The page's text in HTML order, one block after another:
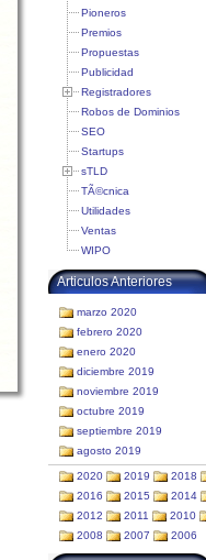
Pioneros
Premios
Propuestas
Publicidad
Registradores
Robos de Dominios
SEO
Startups
sTLD
TÃ©cnica
Utilidades
Ventas
WIPO
Articulos Anteriores
marzo 2020
febrero 2020
enero 2020
diciembre 2019
noviembre 2019
octubre 2019
septiembre 2019
agosto 2019
2020 2019 2018
2016
2015 2014
2012
2011 2010
2008
2007 2006